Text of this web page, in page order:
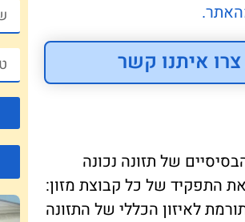
איתנו קשר
של תזונה נכונה
התפקיד של כל קבוצת מזון:
לאיזון הכללי של התזונה